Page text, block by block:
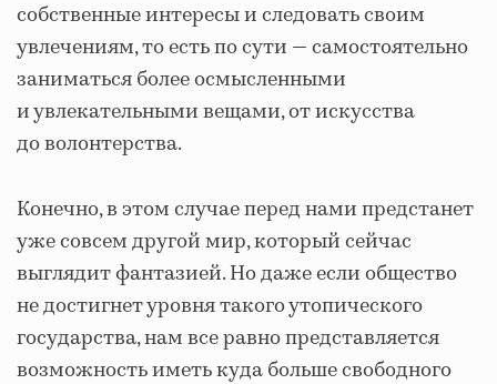
собственные интересы и следовать своим
увлечениям, то есть по сути — самостоятельно
заниматься более осмысленными
и увлекательными вещами, от искусства
до волонтерства.
Конечно, в этом случае перед нами предстанет
уже совсем другой мир, который сейчас
выглядит фантазией. Но даже если общество
не достигнет уровня такого утопического
государства, нам все равно представляется
возможность иметь куда больше свободного